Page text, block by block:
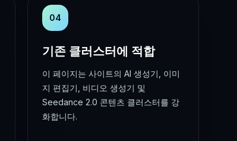
04
기존 클러스터에 적합
이 페이지는 사이트의 AI 생성기, 이미
지 편집기, 비디오 생성기 및
Seedance 2.0 콘텐츠 클러스터를 강
화합니다.